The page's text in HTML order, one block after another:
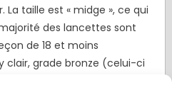
taille est « midge », ce qui
des lancettes sont
de 18 et moins
clair, grade bronze (celui-ci